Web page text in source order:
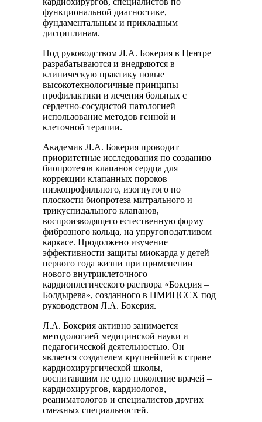
функциональной диагностике,
фундаментальным и прикладным
дисциплинам.
Под руководством Л.А. Бокерия в Центре
разрабатываются и внедряются в
клиническую практику новые
высокотехнологичные принципы
профилактики и лечения больных с
сердечно-сосудистой патологией –
использование методов генной и
клеточной терапии.
Академик Л.А. Бокерия проводит
приоритетные исследования по созданию
биопротезов клапанов сердца для
коррекции клапанных пороков –
низкопрофильного, изогнутого по
плоскости биопротеза митрального и
трикуспидального клапанов,
воспроизводящего естественную форму
фиброзного кольца, на упругоподатливом
каркасе. Продолжено изучение
эффективности защиты миокарда у детей
первого года жизни при применении
нового внутриклеточного
кардиоплегического раствора «Бокерия –
Болдырева», созданного в НМИЦССХ под
руководством Л.А. Бокерия.
Л.А. Бокерия активно занимается
методологией медицинской науки и
педагогической деятельностью. Он
является создателем крупнейшей в стране
кардиохирургической школы,
воспитавшим не одно поколение врачей –
кардиохирургов, кардиологов,
реаниматологов и специалистов других
смежных специальностей.